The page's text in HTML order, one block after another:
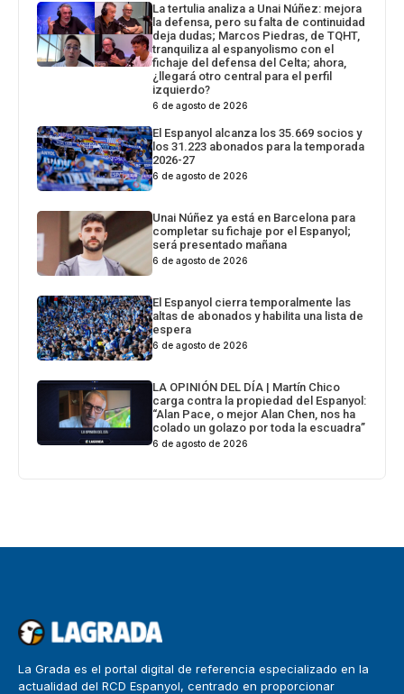
La tertulia analiza a Unai Núñez: mejora
la defensa, pero su falta de continuidad
deja dudas; Marcos Piedras, de TQHT,
tranquiliza al espanyolismo con el
fichaje del defensa del Celta; ahora,
¿llegará otro central para el perfil
izquierdo?
6 de agosto de 2026
El Espanyol alcanza los 35.669 socios y
los 31.223 abonados para la temporada
2026-27
6 de agosto de 2026
Unai Núñez ya está en Barcelona para
completar su fichaje por el Espanyol;
será presentado mañana
6 de agosto de 2026
El Espanyol cierra temporalmente las
altas de abonados y habilita una lista de
espera
6 de agosto de 2026
LA OPINIÓN DEL DÍA | Martín Chico
carga contra la propiedad del Espanyol:
“Alan Pace, o mejor Alan Chen, nos ha
colado un golazo por toda la escuadra”
6 de agosto de 2026
La Grada es el portal digital de referencia especializado en la
actualidad del RCD Espanyol, centrado en proporcionar